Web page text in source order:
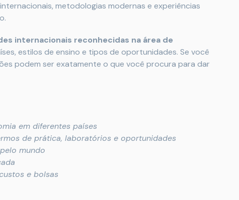
metodologias modernas e experiências
internacionais reconhecidas na área de
estilos de ensino e tipos de oportunidades. Se você
podem ser exatamente o que você procura para dar
em diferentes países
de prática, laboratórios e oportunidades
mundo
e bolsas